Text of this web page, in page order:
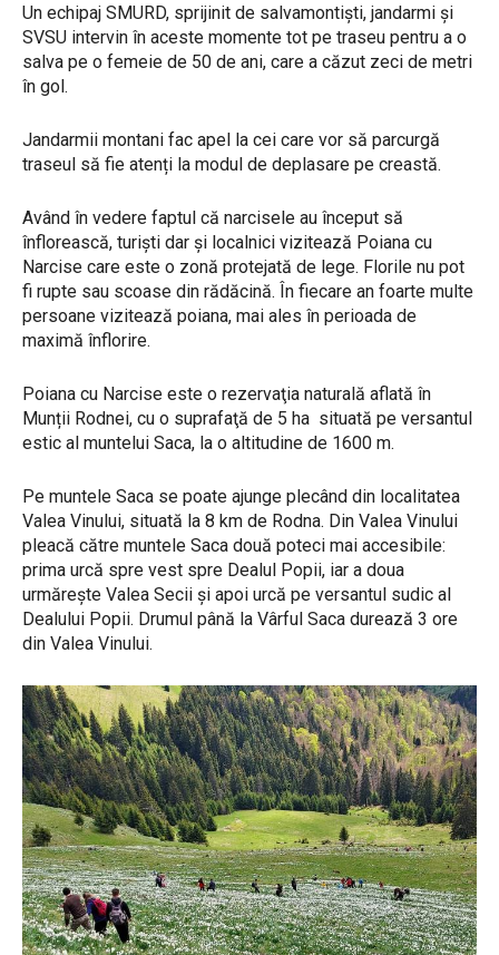
Un echipaj SMURD, sprijinit de salvamontiști, jandarmi și
SVSU intervin în aceste momente tot pe traseu pentru a o
salva pe o femeie de 50 de ani, care a căzut zeci de metri
în gol.
Jandarmii montani fac apel la cei care vor să parcurgă
traseul să fie atenți la modul de deplasare pe creastă.
Având în vedere faptul că narcisele au început să
înflorească, turişti dar şi localnici vizitează Poiana cu
Narcise care este o zonă protejată de lege. Florile nu pot
fi rupte sau scoase din rădăcină. În fiecare an foarte multe
persoane vizitează poiana, mai ales în perioada de
maximă înflorire.
Poiana cu Narcise este o rezervaţia naturală aflată în
Munții Rodnei, cu o suprafaţă de 5 ha situată pe versantul
estic al muntelui Saca, la o altitudine de 1600 m.
Pe muntele Saca se poate ajunge plecând din localitatea
Valea Vinului, situată la 8 km de Rodna. Din Valea Vinului
pleacă către muntele Saca două poteci mai accesibile:
prima urcă spre vest spre Dealul Popii, iar a doua
urmăreşte Valea Secii şi apoi urcă pe versantul sudic al
Dealului Popii. Drumul până la Vârful Saca durează 3 ore
din Valea Vinului.